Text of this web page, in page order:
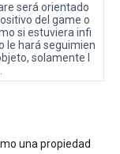
será orientado
del game o
si estuviera infi
le hará seguimien
solamente l
una propiedad